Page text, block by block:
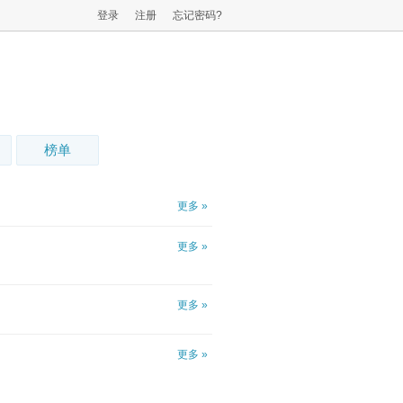
忘记密码?
注册
登录
榜单
更多 »
更多 »
更多 »
更多 »